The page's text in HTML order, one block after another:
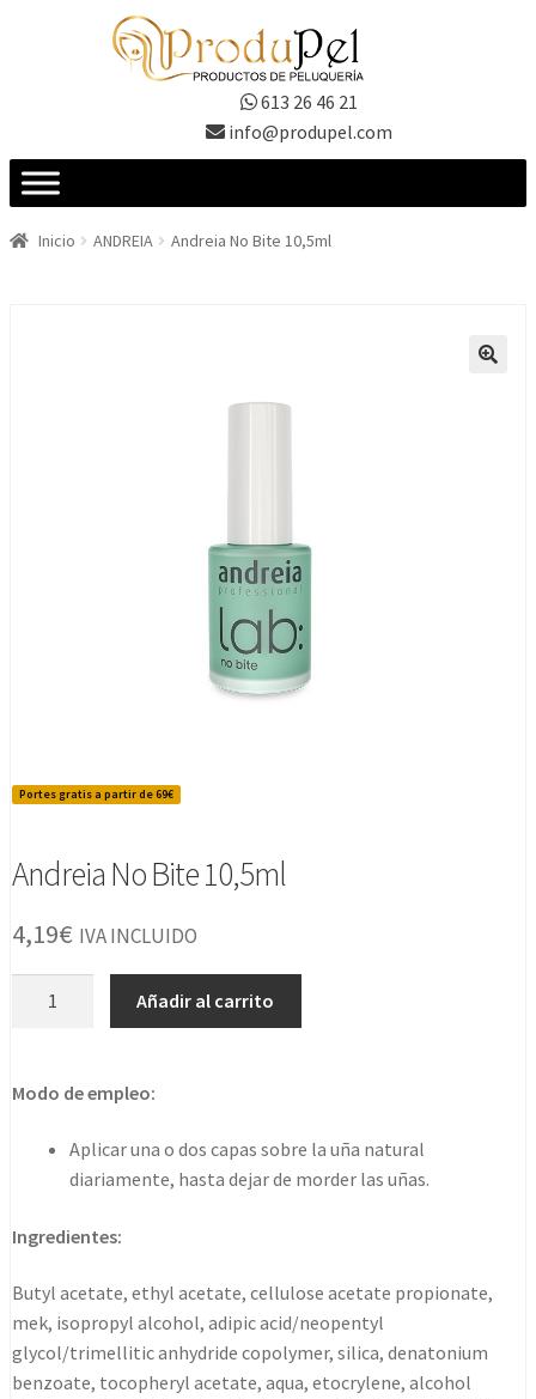
613 26 46 21
info@produpel.com
Inicio ANDREIA Andreia No Bite 10,5ml
Portes gratis a partir de 69€
Andreia No Bite 10,5ml
4,19€ IVA INCLUIDO
cantidad
Añadir al carrito
Modo de empleo:
Aplicar una o dos capas sobre la uña natural
diariamente, hasta dejar de morder las uñas.
Ingredientes:
Butyl acetate, ethyl acetate, cellulose acetate propionate,
mek, isopropyl alcohol, adipic acid/neopentyl
glycol/trimellitic anhydride copolymer, silica, denatonium
benzoate, tocopheryl acetate, aqua, etocrylene, alcohol